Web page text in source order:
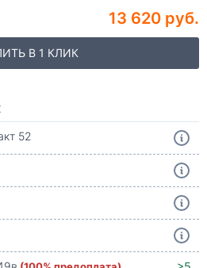
13 620 руб.
В 1 КЛИК
52